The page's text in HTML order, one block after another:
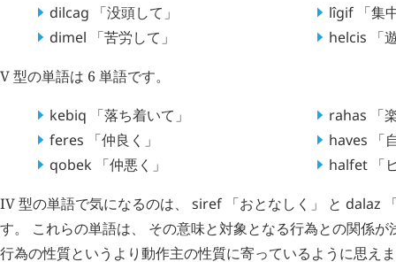
dilcag 「没頭して」
dimel 「苦労して」
lîgif 「集
helcis 「
V 型の単語は 6 単語です。
kebiq 「落ち着いて」
feres 「仲良く」
qobek 「仲悪く」
rahas 「
haves 「
halfet 「
IV 型の単語で気になるのは、 siref 「おとなしく」 と dalaz
す。 これらの単語は、 その意味と対象となる行為との関係
行為の性質というより動作主の性質に寄っているように思え